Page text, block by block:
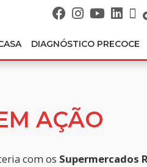
DIAGNÓSTICO PRECOCE
AÇÃO
com os Supermercados